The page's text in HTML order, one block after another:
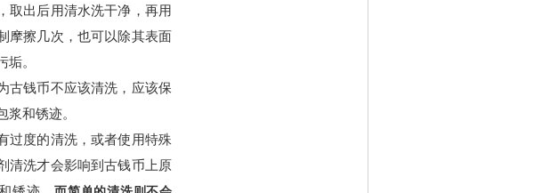
取出后用清水洗干净，再用
摩擦几次，也可以除其表面
。
古钱币不应该清洗，应该保
浆和锈迹。
过度的清洗，或者使用特殊
清洗才会影响到古钱币上原